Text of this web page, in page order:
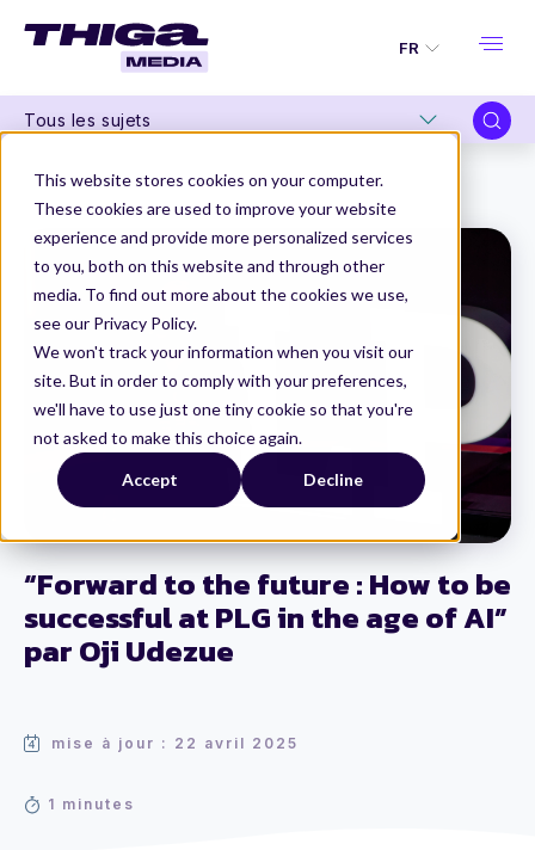
This website stores cookies on your computer.
These cookies are used to improve your website
experience and provide more personalized services
to you, both on this website and through other
media. To find out more about the cookies we use,
see our Privacy Policy.
We won't track your information when you visit our
site. But in order to comply with your preferences,
we'll have to use just one tiny cookie so that you're
not asked to make this choice again.
Accept Decline
FR
Tous les sujets
“Forward to the future : How to be
successful at PLG in the age of AI”
par Oji Udezue
mise à jour : 22 avril 2025
1 minutes
Thiga Media
La Product Conf 2024